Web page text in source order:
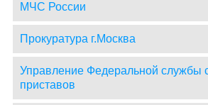
МЧС России
Прокуратура г.Москва
Управление Федеральной службы
приставов